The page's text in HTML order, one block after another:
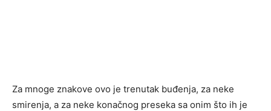
Za mnoge znakove ovo je trenutak buđenja, za neke
smirenja, a za neke konačnog preseka sa onim što ih je